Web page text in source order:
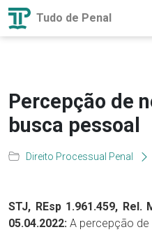
Tudo de Penal
Percepção de
busca pessoal
Direito Processual Penal
STJ, REsp 1.961.459,
05.04.2022: A percepção